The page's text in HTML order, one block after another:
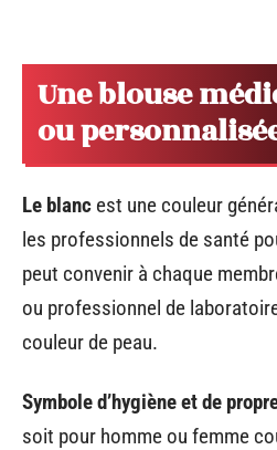
Une blouse
ou
Le blanc est une couleur
les professionnels de santé
peut convenir à chaque
ou professionnel de
couleur de peau.
Symboled’hygiène et de
soit pour homme ou femme